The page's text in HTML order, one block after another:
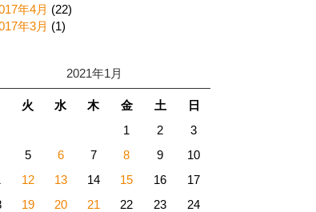
年4月 (22)
年3月 (1)
2021年1月
火 水 木 金 土
日
1
2
3
5 6 7 8 9
10
12 13 14 15 16
17
19 20 21 22 23
24